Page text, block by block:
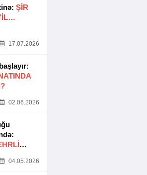
ŞIR
17.07.2026
02.06.2026
04.05.2026